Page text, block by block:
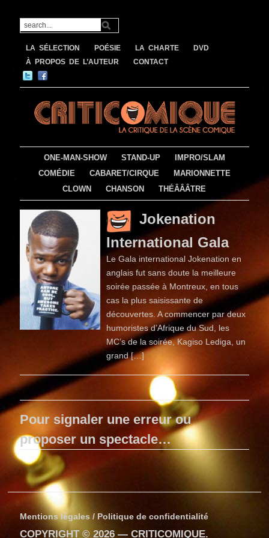
LA SÉLECTION POÉSIE LA CHARTE
DVD
À PROPOS DE L’AUTEUR
CONTACT
ONE-MAN-SHOW STAND-UP
IMPRO/SLAM
COMÉDIE
CABARET/CIRQUE
MARIONNETTE
CLOWN
CHANSON THÉÂÂÂTRE
Jokenation
International Gala
Le Gala international Jokenation en
anglais fut sans doute la meilleure
soirée passée à Montreux, en tous
cas la plus saisissante de
découvertes. A commencer par deux
humoristes d’Afrique du Sud, les
MC’s de la soirée, Kagiso Lediga, un
grand […]
Pour signaler une erreur ou
proposer un spectacle…
Mentions légales / Politique de confidentialité
COPYRIGHT © 2026 —CRITICOMIQUE.